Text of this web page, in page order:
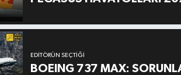
EDITÖRÜN SEÇTIĞI
BOEING 737 MAX: